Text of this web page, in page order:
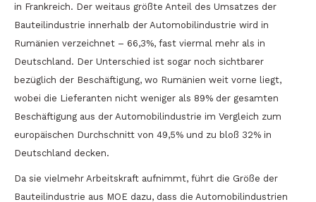
in Frankreich. Der weitaus größte Anteil des Umsatzes der
Bauteilindustrie innerhalb der Automobilindustrie wird in
Rumänien verzeichnet – 66,3%, fast viermal mehr als in
Deutschland. Der Unterschied ist sogar noch sichtbarer
bezüglich der Beschäftigung, wo Rumänien weit vorne liegt,
wobei die Lieferanten nicht weniger als 89% der gesamten
Beschäftigung aus der Automobilindustrie im Vergleich zum
europäischen Durchschnitt von 49,5% und zu bloß 32% in
Deutschland decken.
Da sie vielmehr Arbeitskraft aufnimmt, führt die Größe der
Bauteilindustrie aus MOE dazu, dass die Automobilindustrien